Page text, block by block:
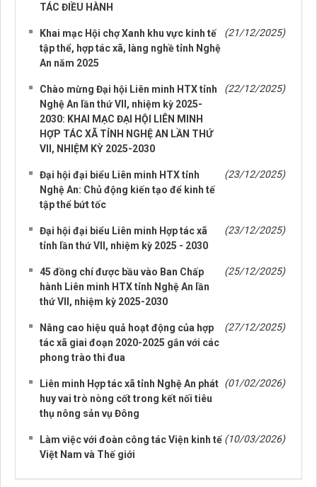
TÁC ĐIỀU HÀNH
Khai mạc Hội chợ Xanh khu vực kinh tế
tập thể, hợp tác xã, làng nghề tỉnh Nghệ
An năm 2025
(21/12/2025)
Chào mừng Đại hội Liên minh HTX tỉnh
Nghệ An lần thứ VII, nhiệm kỳ 2025-
2030: KHAI MẠC ĐẠI HỘI LIÊN MINH
HỢP TÁC XÃ TỈNH NGHỆ AN LẦN THỨ
VII, NHIỆM KỲ 2025-2030
(22/12/2025)
Đại hội đại biểu Liên minh HTX tỉnh
Nghệ An: Chủ động kiến tạo để kinh tế
tập thể bứt tốc
(23/12/2025)
Đại hội đại biểu Liên minh Hợp tác xã
tỉnh lần thứ VII, nhiệm kỳ 2025 - 2030
(23/12/2025)
45 đồng chí được bầu vào Ban Chấp
hành Liên minh HTX tỉnh Nghệ An lần
thứ VII, nhiệm kỳ 2025-2030
(25/12/2025)
Nâng cao hiệu quả hoạt động của hợp
tác xã giai đoạn 2020-2025 gắn với các
phong trào thi đua
(27/12/2025)
Liên minh Hợp tác xã tỉnh Nghệ An phát
huy vai trò nòng cốt trong kết nối tiêu
thụ nông sản vụ Đông
(01/02/2026)
Làm việc với đoàn công tác Viện kinh tế
Việt Nam và Thế giới
(10/03/2026)